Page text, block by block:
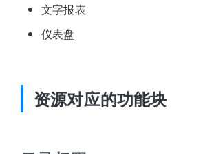
文字报表
仪表盘
资源对应的功能块